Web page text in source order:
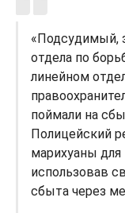
«Подсудимый,
отдела по
линейном
поймали на
Полицейский
марихуаны
использовав
сбыта через